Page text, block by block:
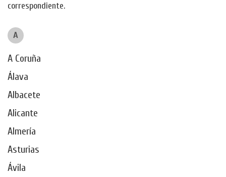
correspondiente.
A
A Coruña
Álava
Albacete
Alicante
Almería
Asturias
Ávila